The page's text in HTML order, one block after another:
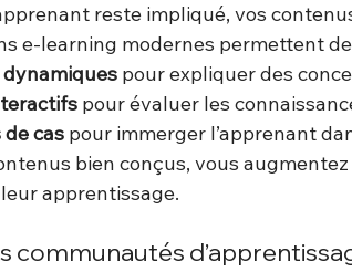
reste impliqué, vos
e-learning modernes permettent
dynamiques pour expliquer des
pour évaluer les
de cas pour immerger l’apprenant
bien conçus, vous
apprentissage.
communautés